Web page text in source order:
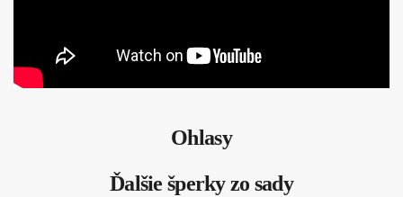
Ohlasy
Ďalšie šperky zo sady